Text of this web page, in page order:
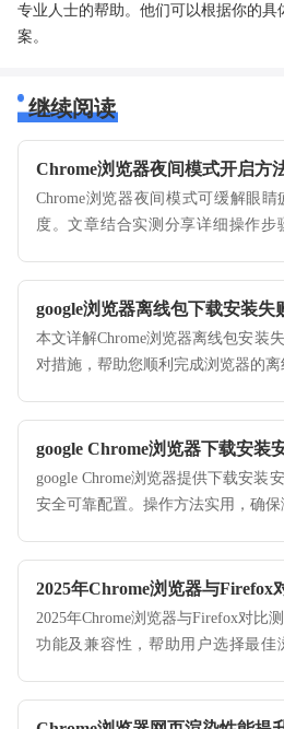
专业人士的帮助。他们可以根据你的
案。
继续阅读
Chrome浏览器夜间模式开启方
Chrome浏览器夜间模式可缓解眼
度。文章结合实测分享详细操作步
google浏览器离线包下载安装失
本文详解Chrome浏览器离线包安装
对措施，帮助您顺利完成浏览器的离
google Chrome浏览器下载安装
google Chrome浏览器提供下载安装
安全可靠配置。操作方法实用，确保
2025年Chrome浏览器与Firefox
2025年Chrome浏览器与Firefox对比
功能及兼容性，帮助用户选择最佳